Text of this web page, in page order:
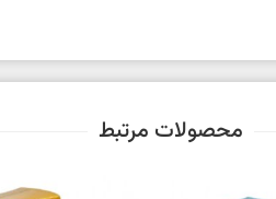
محصولات مرتبط